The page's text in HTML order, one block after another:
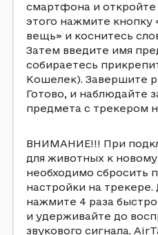
смартфона и
этого нажмите кнопку
вещь» и коснитесь
Затем введите имя
собираетесь
Кошелек). Завершите
Готово, и наблюдайте
предмета с трекером
ВНИМАНИЕ!!! При
для животных к
необходимо сбросить
настройки на трекере.
нажмите 4 раза
и удерживайте до
звукового сигнала.